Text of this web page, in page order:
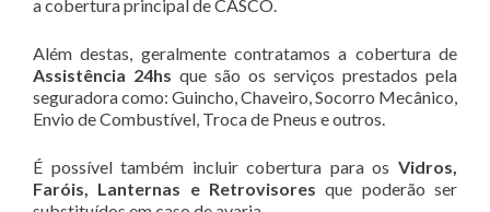
a cobertura principal de CASCO.
Além destas, geralmente contratamos a cobertura de
Assistência 24hs que são os serviços prestados pela
seguradora como: Guincho, Chaveiro, Socorro Mecânico,
Envio de Combustível, Troca de Pneus e outros.
É possível também incluir cobertura para os Vidros,
Faróis, Lanternas e Retrovisores que poderão ser